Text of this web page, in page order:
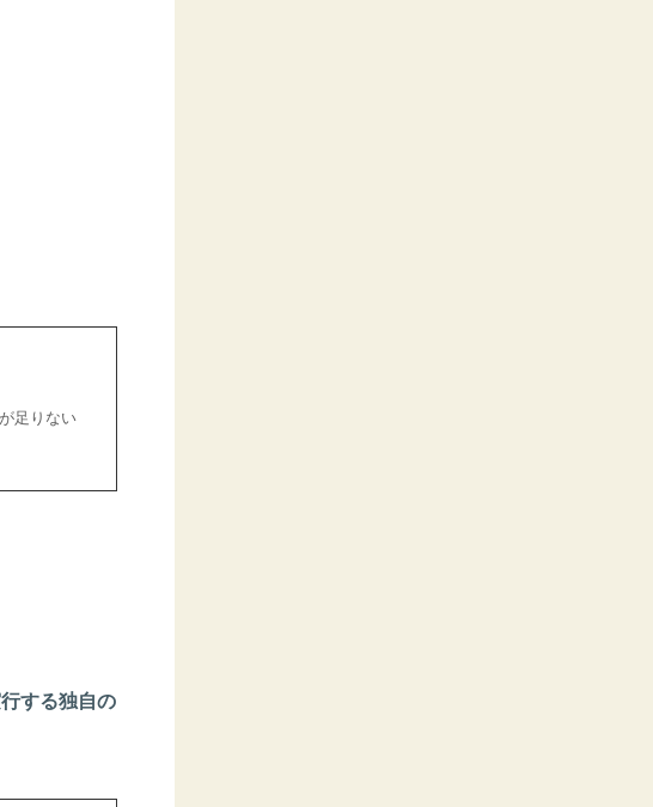
足りない
する独自の